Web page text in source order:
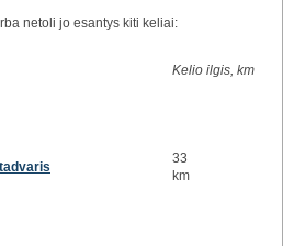
netoli jo esantys kiti keliai:
Kelio ilgis, km
33
km